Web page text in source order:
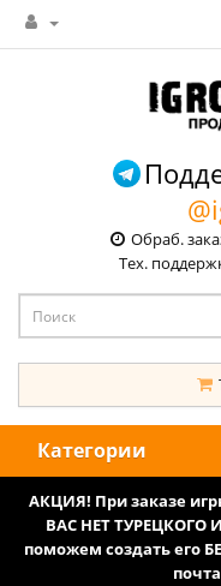
Обраб.
Тех.
Категории
АКЦИЯ! При заказе
ВАС НЕТ
поможем создать его